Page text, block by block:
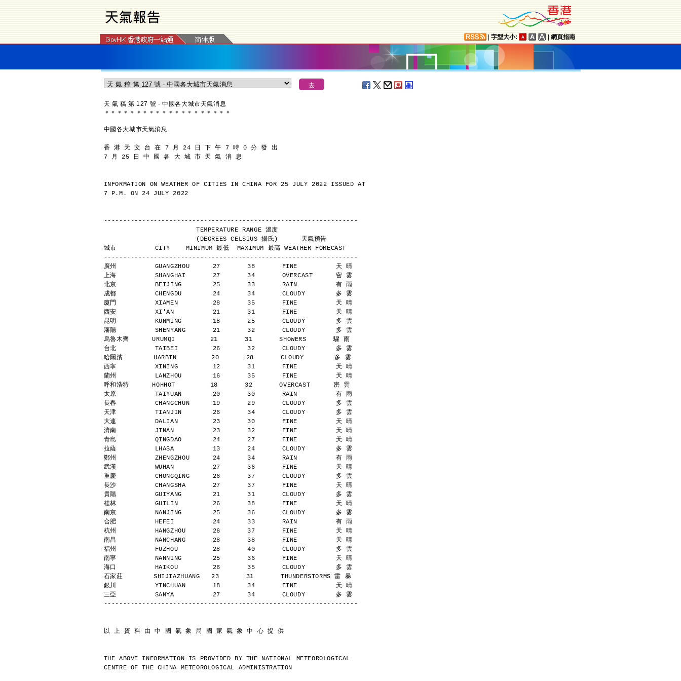
字型大小: 網頁指南
天 氣 稿 第 127 號 - 中國各大城市天氣消息
＊ ＊ ＊ ＊ ＊ ＊ ＊ ＊ ＊ ＊ ＊ ＊ ＊ ＊ ＊ ＊ ＊ ＊ ＊ ＊
中國各大城市天氣消息
香 港 天 文 台 在 7 月 24 日 下 午 7 時 0 分 發 出
7 月 25 日 中 國 各 大 城 市 天 氣 消 息
INFORMATION ON WEATHER OF CITIES IN CHINA FOR 25 JULY 2022 ISSUED AT
7 P.M. ON 24 JULY 2022
------------------------------------------------------------------
                        TEMPERATURE RANGE 溫度
                        (DEGREES CELSIUS 攝氏)      天氣預告
城市          CITY    MINIMUM 最低  MAXIMUM 最高 WEATHER FORECAST
------------------------------------------------------------------
廣州          GUANGZHOU      27       38       FINE          天 晴
上海          SHANGHAI       27       34       OVERCAST      密 雲
北京          BEIJING        25       33       RAIN          有 雨
成都          CHENGDU        24       34       CLOUDY        多 雲
廈門          XIAMEN         28       35       FINE          天 晴
西安          XI'AN          21       31       FINE          天 晴
昆明          KUNMING        18       25       CLOUDY        多 雲
瀋陽          SHENYANG       21       32       CLOUDY        多 雲
烏魯木齊      URUMQI         21       31       SHOWERS       驟 雨
台北          TAIBEI         26       32       CLOUDY        多 雲
哈爾濱        HARBIN         20       28       CLOUDY        多 雲
西寧          XINING         12       31       FINE          天 晴
蘭州          LANZHOU        16       35       FINE          天 晴
呼和浩特      HOHHOT         18       32       OVERCAST      密 雲
太原          TAIYUAN        20       30       RAIN          有 雨
長春          CHANGCHUN      19       29       CLOUDY        多 雲
天津          TIANJIN        26       34       CLOUDY        多 雲
大連          DALIAN         23       30       FINE          天 晴
濟南          JINAN          23       32       FINE          天 晴
青島          QINGDAO        24       27       FINE          天 晴
拉薩          LHASA          13       24       CLOUDY        多 雲
鄭州          ZHENGZHOU      24       34       RAIN          有 雨
武漢          WUHAN          27       36       FINE          天 晴
重慶          CHONGQING      26       37       CLOUDY        多 雲
長沙          CHANGSHA       27       37       FINE          天 晴
貴陽          GUIYANG        21       31       CLOUDY        多 雲
桂林          GUILIN         26       38       FINE          天 晴
南京          NANJING        25       36       CLOUDY        多 雲
合肥          HEFEI          24       33       RAIN          有 雨
杭州          HANGZHOU       26       37       FINE          天 晴
南昌          NANCHANG       28       38       FINE          天 晴
福州          FUZHOU         28       40       CLOUDY        多 雲
南寧          NANNING        25       36       FINE          天 晴
海口          HAIKOU         26       35       CLOUDY        多 雲
石家莊        SHIJIAZHUANG   23       31       THUNDERSTORMS 雷 暴
銀川          YINCHUAN       18       34       FINE          天 晴
三亞          SANYA          27       34       CLOUDY        多 雲
------------------------------------------------------------------
以 上 資 料 由 中 國 氣 象 局 國 家 氣 象 中 心 提 供
THE ABOVE INFORMATION IS PROVIDED BY THE NATIONAL METEOROLOGICAL
CENTRE OF THE CHINA METEOROLOGICAL ADMINISTRATION